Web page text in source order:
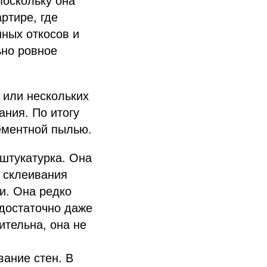
где
откосов и
ровное
нескольких
По итогу
пылью.
Она
Она редко
даже
она не
стен. В